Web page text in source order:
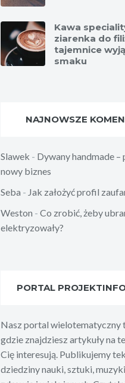
Kawa
ziarenka do
tajemnice
smaku
NAJNOWSZE
Slawek - Dywany handmade –
nowy biznes
Seba - Jak założyć profil
Weston - Co zrobić, żeby
elektryzowały?
PORTAL
Nasz portal wielotematyczny
gdzie znajdziesz artykuły na
Cię interesują. Publikujemy
dziedziny nauki, sztuki,